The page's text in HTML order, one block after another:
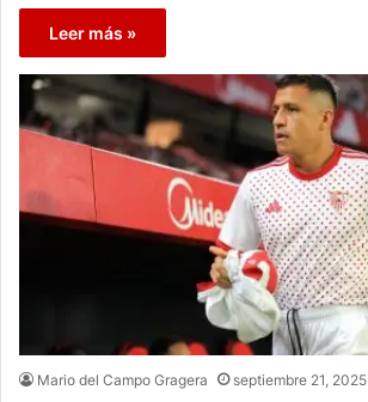
Leer más »
Mario del Campo Gragera septiembre 21, 2025